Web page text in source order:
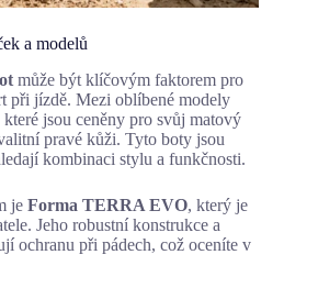
a modelů
může být klíčovým faktorem pro
při jízdě. Mezi oblíbené modely
které jsou ceněny pro svůj matový
pravé kůži. Tyto boty jsou
kombinaci stylu a funkčnosti.
je Forma TERRA EVO, který je
Jeho robustní konstrukce a
ochranu při pádech, což oceníte v